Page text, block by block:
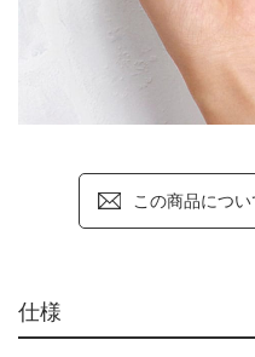
この商品につ
仕様